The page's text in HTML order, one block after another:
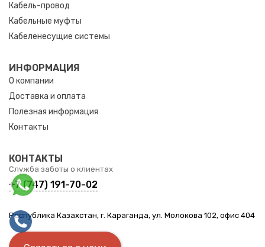
Кабель-провод
Кабельные муфты
Кабеленесущие системы
ИНФОРМАЦИЯ
О компании
Доставка и оплата
Полезная информация
Контакты
КОНТАКТЫ
Служба заботы о клиентах
+7 (747) 191-70-02
Республика Казахстан, г. Караганда, ул. Молокова 102, офис 404